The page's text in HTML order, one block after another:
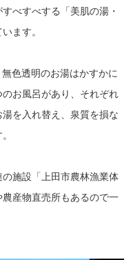
べすべする「美肌の湯・
ます。
色透明のお湯はかすかに
お風呂があり、それぞれ
を入れ替え、泉質を損な
施設「上田市農林漁業体
産物直売所もあるので一